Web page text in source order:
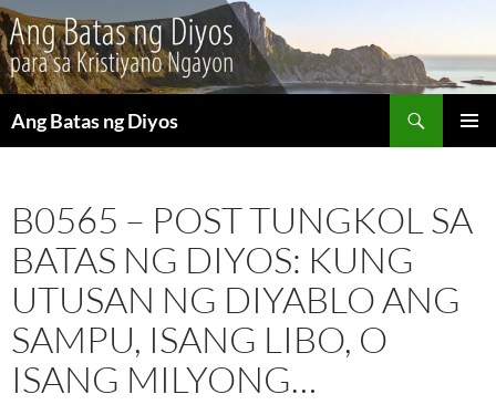
Ang Batas ng Diyos
B0565 – POST TUNGKOL SA
BATAS NG DIYOS: KUNG
UTUSAN NG DIYABLO ANG
SAMPU, ISANG LIBO, O
ISANG MILYONG…